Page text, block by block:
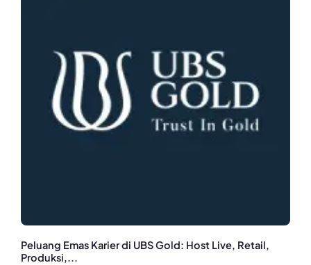
Peluang Emas Karier di UBS Gold: Host Live, Retail,
Produksi,...